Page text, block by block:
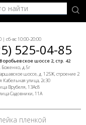
| сб-вс 10:00-20:00
525-04-85
шоссе 2, стр. 42
Боженко, д.5г
шоссе, д. 125Ж, строение 2
Кабельная улица, 2с30
Врубеля, 13Ас8
Садовники, 11А
пленкой